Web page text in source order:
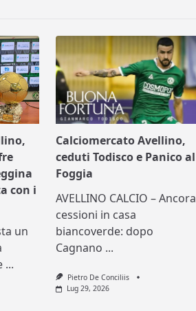
con i
un
...
Calciomercato Avellino,
ceduti Todisco e Panico al
Foggia
AVELLINO CALCIO – Ancora
cessioni in casa
biancoverde: dopo
Cagnano ...
Pietro De Conciliis
Lug 29, 2026